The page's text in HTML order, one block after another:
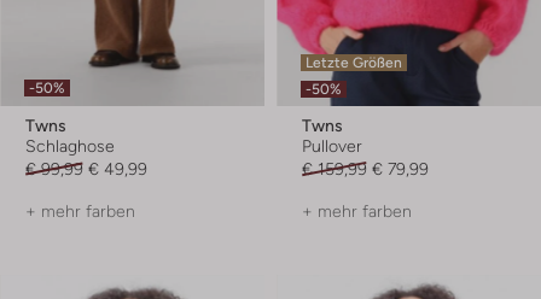
-50%
Twns
Schlaghose
€ 99,99 € 49,99
+ mehr farben
Letzte Größen
-50%
Twns
Pullover
€ 159,99 € 79,99
+ mehr farben